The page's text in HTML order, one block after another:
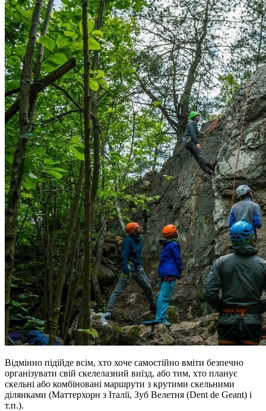
Відмінно підійде всім, хто хоче самостійно вміти безпечно
організувати свій скелелазний виїзд, або тим, хто планує
скельні або комбіновані маршрути з крутими скельними
ділянками (Маттерхорн з Італії, Зуб Велетня (Dent de Geant) і
т.п.).